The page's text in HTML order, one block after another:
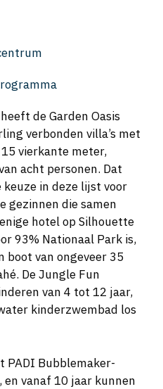
heeft de Garden Oasis
verbonden villa’s met
vierkante meter,
acht personen. Dat
in deze lijst voor
gezinnen die samen
hotel op Silhouette
93% Nationaal Park is,
boot van ongeveer 35
De Jungle Fun
van 4 tot 12 jaar,
kinderzwembad los
PADI Bubblemaker-
vanaf 10 jaar kunnen